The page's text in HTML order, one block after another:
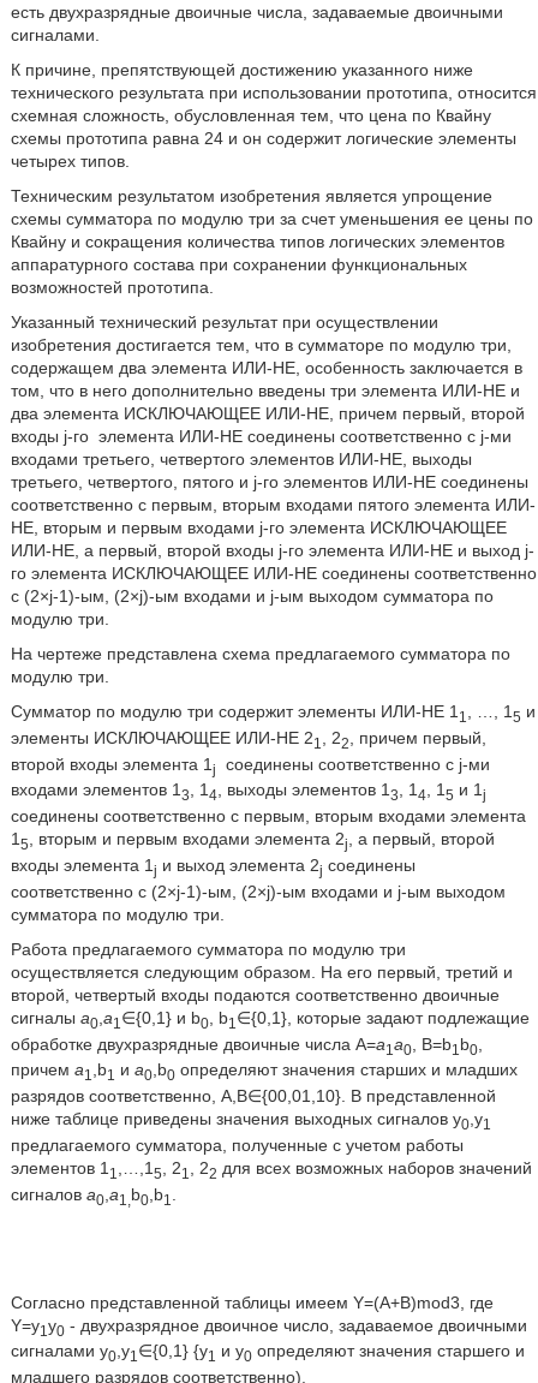
есть двухразрядные двоичные числа, задаваемые двоичными
сигналами.
К причине, препятствующей достижению указанного ниже
технического результата при использовании прототипа, относится
схемная сложность, обусловленная тем, что цена по Квайну
схемы прототипа равна 24 и он содержит логические элементы
четырех типов.
Техническим результатом изобретения является упрощение
схемы сумматора по модулю три за счет уменьшения ее цены по
Квайну и сокращения количества типов логических элементов
аппаратурного состава при сохранении функциональных
возможностей прототипа.
Указанный технический результат при осуществлении
изобретения достигается тем, что в сумматоре по модулю три,
содержащем два элемента ИЛИ-НЕ, особенность заключается в
том, что в него дополнительно введены три элемента ИЛИ-НЕ и
два элемента ИСКЛЮЧАЮЩЕЕ ИЛИ-НЕ, причем первый, второй
входы j-го элемента ИЛИ-НЕ соединены соответственно с j-ми
входами третьего, четвертого элементов ИЛИ-НЕ, выходы
третьего, четвертого, пятого и j-го элементов ИЛИ-НЕ соединены
соответственно с первым, вторым входами пятого элемента ИЛИ-
НЕ, вторым и первым входами j-го элемента ИСКЛЮЧАЮЩЕЕ
ИЛИ-НЕ, а первый, второй входы j-го элемента ИЛИ-НЕ и выход j-
го элемента ИСКЛЮЧАЮЩЕЕ ИЛИ-НЕ соединены соответственно
с (2×j-1)-ым, (2×j)-ым входами и j-ым выходом сумматора по
модулю три.
На чертеже представлена схема предлагаемого сумматора по
модулю три.
Сумматор по модулю три содержит элементы ИЛИ-НЕ 1 1 , …, 1 5 и
элементы ИСКЛЮЧАЮЩЕЕ ИЛИ-НЕ 21 , 22
, причем первый,
второй входы элемента 1 j
соединены соответственно с j-ми
входами элементов 13, 14, выходы элементов 13, 14, 15 и 1j
соединены соответственно с первым, вторым входами элемента
1 5 , вторым и первым входами элемента 2j
, а первый, второй
входы элемента 1 j и выход элемента 2j соединены
соответственно с (2×j-1)-ым, (2×j)-ым входами и j-ым выходом
сумматора по модулю три.
Работа предлагаемого сумматора по модулю три
осуществляется следующим образом. На его первый, третий и
второй, четвертый входы подаются соответственно двоичные
сигналы а0, a1 ∈{0,1} и b0, b1 ∈{0,1}, которые задают подлежащие
обработке двухразрядные двоичные числа А=а1 а0, B=b1 b0,
причем a1 ,b1 и а0,b0определяют значения старших и младших
разрядов соответственно, А,В∈{00,01,10}. В представленной
ниже таблице приведены значения выходных сигналов y0,y1
предлагаемого сумматора, полученные с учетом работы
элементов 1 1 ,…,1 5 , 21 , 22 для всех возможных наборов значений
сигналов а0, а1, b0,b1
Согласно представленной таблицы имеем Y=(A+B)mod3, где
Y=y1 y0- двухразрядное двоичное число, задаваемое двоичными
сигналами y0,y1 ∈{0,1} {y1 и y0определяют значения старшего и
младшего разрядов соответственно).